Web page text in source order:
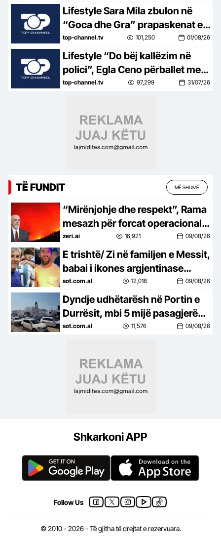
në Amerikë. Po të ishte në
Shqipëri…
Lifestyle Sara Mila zbulon në
“Goca dhe Gra” prapaskenat e
jetës së saj politike: Teatër jo i
bukur, nuk është aq tragjike sa
duket
top-channel.tv 101,250 01/08/26
Lifestyle “Do bëj kallëzim në
polici”, Egla Ceno përballet me
një situatë të vështirë rreziku:
top-channel.tv 97,299 31/07/26
TË FUNDIT MË SHUMË
“Mirënjohje dhe respekt”, Rama
mesazh për forcat operacionale:
Mbrojtën mes flakëve jetët e
banorëve
zeri.ai 16,921 09/08/26
E trishtë/ Zi në familjen e Messit,
babai i ikones argjentinase
ndahet nga jeta në moshën 68-
vjeçare
sot.com.al 12,018 09/08/26
Dyndje udhëtarësh në Portin e
Durrësit, mbi 5 mijë pasagjerë
zbarkojnë në pak orë, në
sot.com.al 11,576 09/08/26
Shkarkoni APP
Follow Us
© 2010 - 2026 - Të gjitha të drejtat e rezervuara.